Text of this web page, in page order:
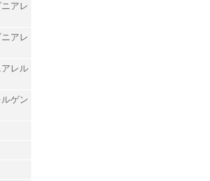
アレ
アレ
レル
ゲン